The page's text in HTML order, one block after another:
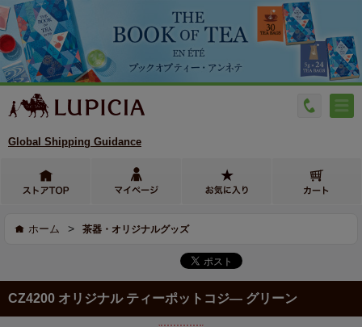
Global Shipping Guidance
ホーム > 茶器・オリジナルグッズ
CZ4200 オリジナル ティーポットコジ― グリーン